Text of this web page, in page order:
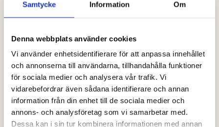
Samtycke Information Om
Denna webbplats använder cookies
Vi använder enhetsidentifierare för att anpassa innehållet
och annonserna till användarna, tillhandahålla funktioner
för sociala medier och analysera vår trafik. Vi
vidarebefordrar även sådana identifierare och annan
information från din enhet till de sociala medier och
annons- och analysföretag som vi samarbetar med.
Dessa kan i sin tur kombinera informationen med annan